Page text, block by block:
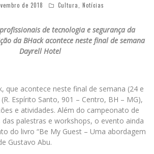
de 2018 Cultura Notícias
de tecnologia e segurança da
da BHack acontece neste final de semana
Dayrell Hotel
que acontece neste final de semana (24 e
Espírito Santo, 901 – Centro, BH – MG),
e atividades. Além do campeonato de
palestras e workshops, o evento ainda
do livro “Be My Guest – Uma abordagem
Gustavo Abu.